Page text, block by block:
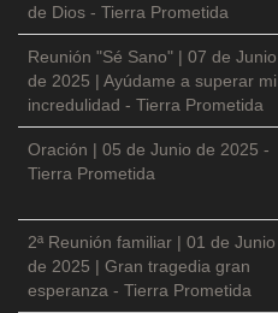
de Dios - Tierra Prometida
Reunión "Sé Sano" | 07 de Junio
de 2025 | Ayúdame a superar mi
incredulidad - Tierra Prometida
Oración | 05 de Junio de 2025 -
Tierra Prometida
2ª Reunión familiar | 01 de Junio
de 2025 | Gran tragedia gran
esperanza - Tierra Prometida